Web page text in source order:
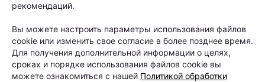
волосы значительно поредели в лобной или
теменной зоне, а консервативные методы уже не
позволяют добиться заметного улучшения.
рекомендаций.
Вы можете настроить параметры использования файлов
cookie или изменить свое согласие в более позднее время.
Для получения дополнительной информации о целях,
сроках и порядке использования файлов cookie вы
можете ознакомиться с нашей Политикой обработки